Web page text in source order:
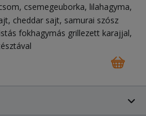
csemegeuborka lilahagyma
cheddar sajt samurai szósz
fokhagymás grillezett karajjal,